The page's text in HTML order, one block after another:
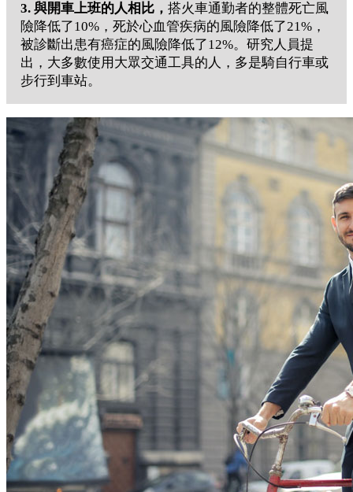
3. 與開車上班的人相比， 搭火車通勤者的整體死亡風
險降低了10%，死於心血管疾病的風險降低了21%，
被診斷出患有癌症的風險降低了12%。研究人員提
出，大多數使用大眾交通工具的人，多是騎自行車或
步行到車站。